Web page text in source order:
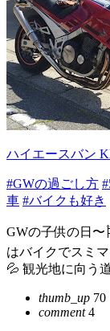
ハイエースバン
#GWの過ごし方
車 #バイクも好き
GWの子供の日
はバイクでスミ
💦 観光地に向う
thumb_up 70
comment4